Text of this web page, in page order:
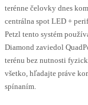
terénne čelovky dnes
centrálna spot LED +
Petzl tento systém
Diamond zaviedol
terénu bez nutnosti
všetko, hľadajte práve
spínaním.